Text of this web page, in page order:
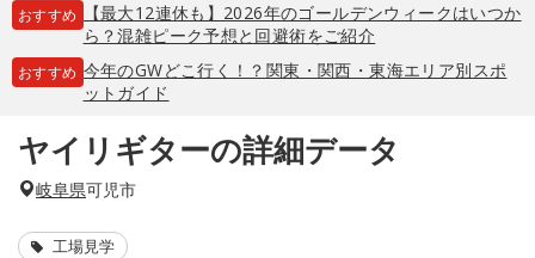
おすすめ
【最大12連休も】2026年のゴールデンウィークはいつか
ら？混雑ピーク予想と回避術をご紹介
おすすめ 今年のGWどこ行く！？関東・関西・東海エリア別スポ
ットガイド
ヤイリギターの詳細データ
岐阜県可児市
工場見学